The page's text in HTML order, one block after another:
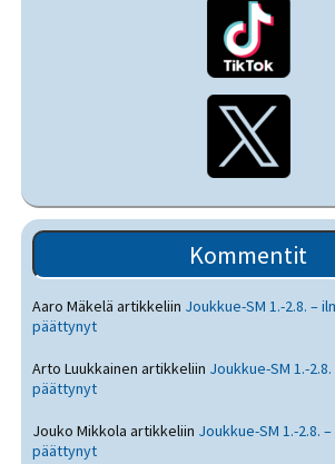
Kommentit
Aaro Mäkelä artikkeliin Joukkue-SM 1.-2.8. –
päättynyt
Arto Luukkainen artikkeliin Joukkue-SM 1.-
päättynyt
Jouko Mikkola artikkeliin Joukkue-SM 1.-2.8.
päättynyt